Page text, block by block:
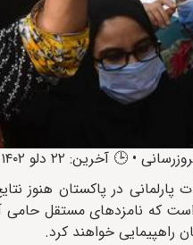
پارلمانی در پاکستان هنوز
که نامزدهای مستقل حامی
راهپیمایی خواهند کرد.